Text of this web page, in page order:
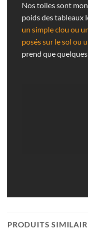
Nos toiles sont
poids des tableaux
un simple clou ou
posés sur le sol ou
prend que
PRODUITS